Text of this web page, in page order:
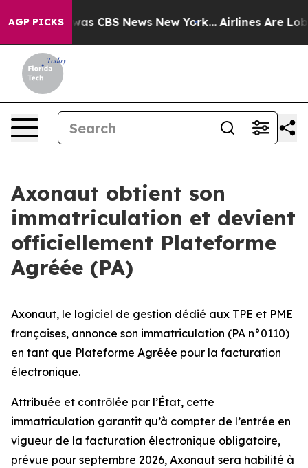
AGP PICKSwas CBS News New York... Airlines Are
Axonaut obtient son
immatriculation et devient
officiellement Plateforme
Agréée (PA)
Axonaut, le logiciel de gestion dédié aux TPE et PME
françaises, annonce son immatriculation (PA n°0110)
en tant que Plateforme Agréée pour la facturation
électronique.
Attribuée et contrôlée par l’État, cette
immatriculation garantit qu’à compter de l’entrée en
vigueur de la facturation électronique obligatoire,
prévue pour septembre 2026, Axonaut sera habilité à